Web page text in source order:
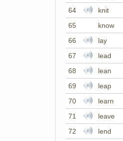
64
knit
65
know
66
lay
67
lead
68
lean
69
leap
70
learn
71
leave
72
lend